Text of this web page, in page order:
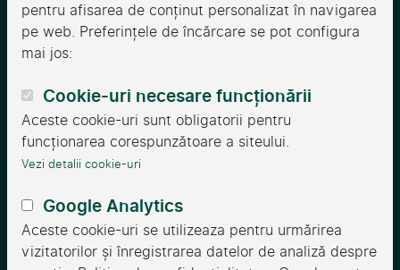
Mondo Bio conectează oamenii și natura prin
agricultură biologică.
Modalități de plată
Informații
Termene și condiții
pentru afisarea de conținut personalizat în navigarea
pe web. Preferințele de încărcare se pot configura
mai jos:
Cookie-uri necesare funcționării
Aceste cookie-uri sunt obligatorii pentru
funcționarea corespunzătoare a siteului.
Vezi detalii cookie-uri
Google Analytics
Aceste cookie-uri se utilizeaza pentru urmărirea
vizitatorilor și înregistrarea datelor de analiză despre